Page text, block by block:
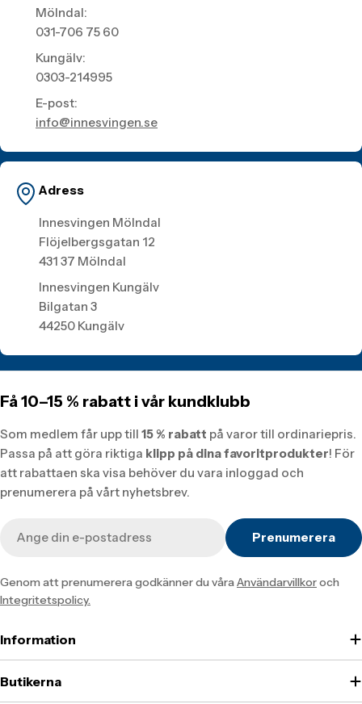
Mölndal:
031-706 75 60
Kungälv:
0303-214995
E-post:
info@innesvingen.se
Adress
Innesvingen Mölndal
Flöjelbergsgatan 12
431 37 Mölndal
Innesvingen Kungälv
Bilgatan 3
44250 Kungälv
Få 10–15 % rabatt i vår kundklubb
Som medlem får upp till 15 % rabatt på varor till ordinariepris.
Passa på att göra riktiga klipp på dina favoritprodukter! För
att rabattaen ska visa behöver du vara inloggad och
prenumerera på vårt nyhetsbrev.
post
Prenumerera
Genom att prenumerera godkänner du våraAnvändarvillkoroch
Integritetspolicy.
Information
Butikerna